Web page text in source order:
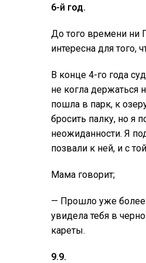
6-й год.
До того времени ни
интересна для того,
В конце 4-го года
не когла держаться
пошла в парк, к
бросить палку, но я
неожиданности. Я
позвали к ней, и с
Мама говорит;
— Прошло уже более
увидела тебя в
кареты.
9.9.